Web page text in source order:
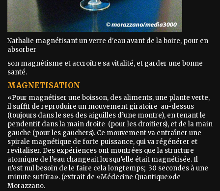
Nathalie magnétisant un verre d'eau avant de la boire, pour en
absorber
son magnétisme et accroître sa vitalité, et garder une bonne
santé.
MAGNETISATION
«Pour magnétiser une boisson, des aliments, une plante verte,
il suffit de reproduire un mouvement giratoire au-dessus
(toujours dans le ses des aiguilles d’une montre), en tenant le
pendentif dans la main droite (pour les droitiers), et de la main
gauche (pour les gauchers). Ce mouvement va entraîner une
spirale magnétique de forte puissance, qui va régénérer et
revitaliser. Des expériences ont montrées que la structure
atomique de l’eau changeait lorsqu’elle était magnétisée. Il
n’est nul besoin de le faire cela longtemps; 30 secondes à une
minute suffira». (extrait de «Médecine Quantique»de
Morazzano.